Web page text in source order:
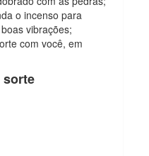
o incenso para
vibrações;
com você, em
sorte